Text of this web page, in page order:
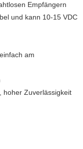
Empfängern
und kann 10-15 VDC
am
hoher Zuverlässigkeit